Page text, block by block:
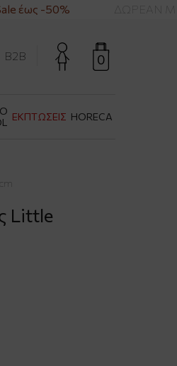
έως -50% ΔΩΡΕΑΝ
0
B2B
ΕΚΠΤΩΣΕΙΣ HORECA
Little